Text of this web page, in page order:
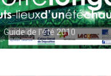
Guide de l'été 2010